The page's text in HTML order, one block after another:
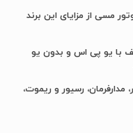
روتور مسی از مزایای این برند
با یو پی اس و بدون یو
رسیور و ریموت،